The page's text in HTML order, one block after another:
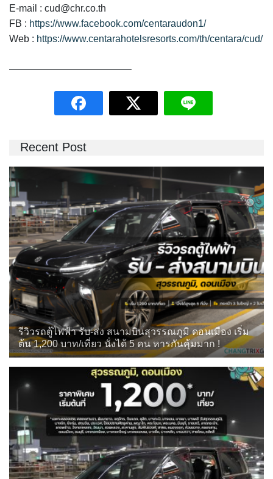
E-mail : cud@chr.co.th
FB : https://www.facebook.com/centaraudon1/
Web : https://www.centarahotelsresorts.com/th/centara/cud/
————————————–
Recent Post
รีวิวรถตู้ไฟฟ้า รับ-ส่ง สนามบินสุวรรณภูมิ ดอนเมือง เริ่ม
ต้น 1,200 บาท/เที่ยว นั่งได้ 5 คน หารกันคุ้มมาก !